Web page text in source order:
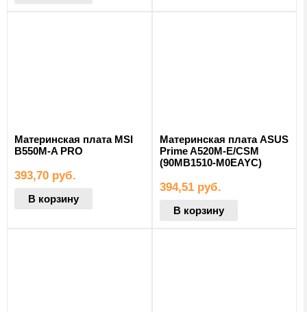
Материнская плата MSI
B550M-A PRO
393,70 руб.
В корзину
Материнская плата ASUS
Prime A520M-E/CSM
(90MB1510-M0EAYC)
394,51 руб.
В корзину